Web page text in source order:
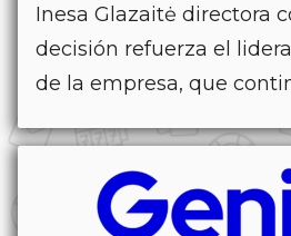
Inesa Glazaitė directora
decisión refuerza el
de la empresa, que